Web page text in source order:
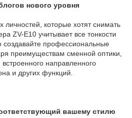
нового уровня
личностей, которые хотят снимать
ZV-E10 учитывает все тонкости
создавайте профессиональные
преимуществам сменной оптики,
направленного
и других функций.
вашему стилю